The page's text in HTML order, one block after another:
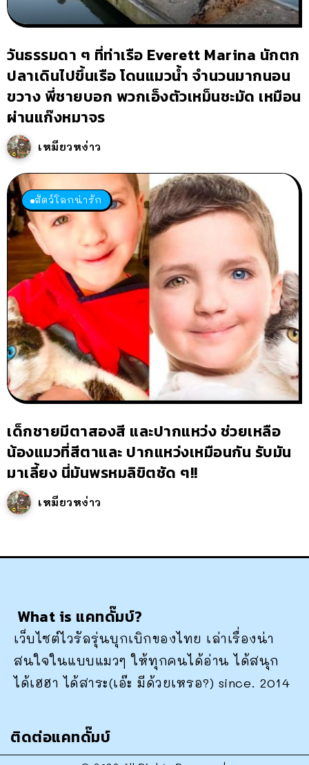
วันธรรมดา ๆ ที่ท่าเรือ Everett Marina นักตก
ปลาเดินไปขึ้นเรือ โดนแมวน้ำ จำนวนมากนอน
ขวาง พี่ชายบอก พวกเอ็งตัวเหม็นชะมัด เหมือน
ผ่านแก๊งหมาจร
เหมียวหง่าว
สัตว์โลกน่ารัก
เด็กชายมีตาสองสี และปากแหว่ง ช่วยเหลือ
น้องแมวที่สีตาและ ปากแหว่งเหมือนกัน รับมัน
มาเลี้ยง นี่มันพรหมลิขิตชัด ๆ!!
เหมียวหง่าว
What is แคทดั๊มบ์?
เว็บไซต์ไวรัลรุ่นบุกเบิกของไทย เล่าเรื่องน่า
สนใจในแบบแมวๆ ให้ทุกคนได้อ่าน ได้สนุก
ได้เฮฮา ได้สาระ(เอ๊ะ มีด้วยเหรอ?) since. 2014
ติดต่อแคทดั๊มบ์